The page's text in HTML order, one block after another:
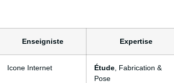
Enseigniste Expertise
Icone Internet Étude , Fabrication &
Pose